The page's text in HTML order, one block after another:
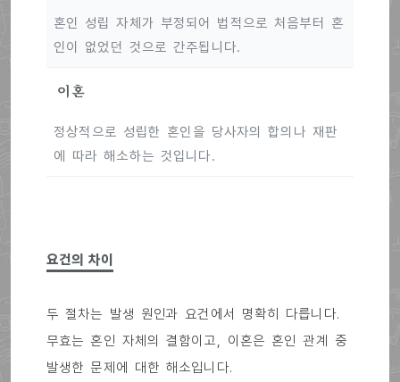
혼인 성립 자체가 부정되어 법적으로 처음부터 혼
인이 없었던 것으로 간주됩니다.
이혼
정상적으로 성립한 혼인을 당사자의 합의나 재판
에 따라 해소하는 것입니다.
요건의 차이
두 절차는 발생 원인과 요건에서 명확히 다릅니다.
무효는 혼인 자체의 결함이고, 이혼은 혼인 관계 중
발생한 문제에 대한 해소입니다.